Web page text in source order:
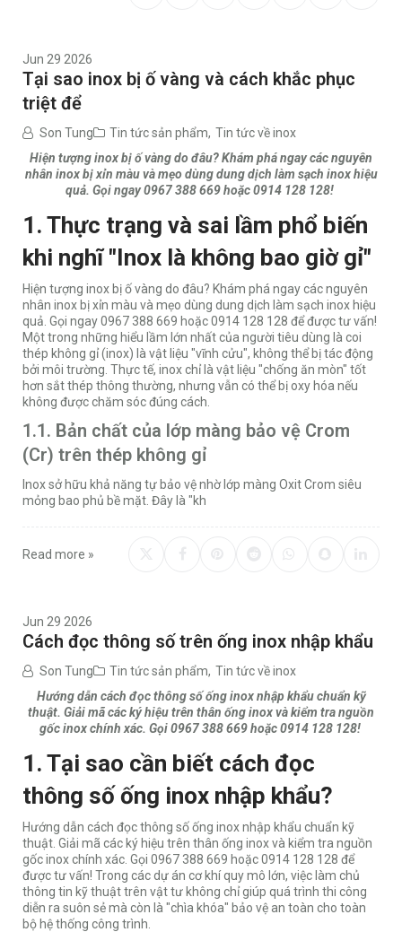
Jun 29 2026
Tại sao inox bị ố vàng và cách khắc phục
triệt để
Son Tung Tin tức sản phẩm, Tin tức về inox
Hiện tượng inox bị ố vàng do đâu? Khám phá ngay các nguyên
nhân inox bị xỉn màu và mẹo dùng dung dịch làm sạch inox hiệu
quả. Gọi ngay 0967 388 669 hoặc 0914 128 128!
1. Thực trạng và sai lầm phổ biến
khi nghĩ "Inox là không bao giờ gỉ"
Hiện tượng inox bị ố vàng do đâu? Khám phá ngay các nguyên
nhân inox bị xỉn màu và mẹo dùng dung dịch làm sạch inox hiệu
quả. Gọi ngay 0967 388 669 hoặc 0914 128 128 để được tư vấn!
Một trong những hiểu lầm lớn nhất của người tiêu dùng là coi
thép không gỉ (inox) là vật liệu "vĩnh cửu", không thể bị tác động
bởi môi trường. Thực tế, inox chỉ là vật liệu "chống ăn mòn" tốt
hơn sắt thép thông thường, nhưng vẫn có thể bị oxy hóa nếu
không được chăm sóc đúng cách.
1.1. Bản chất của lớp màng bảo vệ Crom
(Cr) trên thép không gỉ
Inox sở hữu khả năng tự bảo vệ nhờ lớp màng Oxit Crom siêu
mỏng bao phủ bề mặt. Đây là "kh
Read more »
Jun 29 2026
Cách đọc thông số trên ống inox nhập khẩu
Son Tung Tin tức sản phẩm, Tin tức về inox
Hướng dẫn cách đọc thông số ống inox nhập khẩu chuẩn kỹ
thuật. Giải mã các ký hiệu trên thân ống inox và kiểm tra nguồn
gốc inox chính xác. Gọi 0967 388 669 hoặc 0914 128 128!
1. Tại sao cần biết cách đọc
thông số ống inox nhập khẩu?
Hướng dẫn cách đọc thông số ống inox nhập khẩu chuẩn kỹ
thuật. Giải mã các ký hiệu trên thân ống inox và kiểm tra nguồn
gốc inox chính xác. Gọi 0967 388 669 hoặc 0914 128 128 để
được tư vấn! Trong các dự án cơ khí quy mô lớn, việc làm chủ
thông tin kỹ thuật trên vật tư không chỉ giúp quá trình thi công
diễn ra suôn sẻ mà còn là "chìa khóa" bảo vệ an toàn cho toàn
bộ hệ thống công trình.